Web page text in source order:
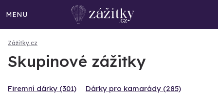
MENU
Zážitky.cz
Skupinové zážitky
Firemní dárky (301)
Dárky pro kamarády (285)